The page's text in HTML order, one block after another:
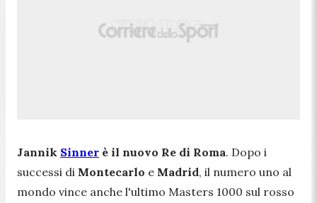
Jannik Sinner è il nuovo Re di Roma. Dopo i
successi di Montecarlo e Madrid, il numero uno al
mondo vince anche l'ultimo Masters 1000 sul rosso